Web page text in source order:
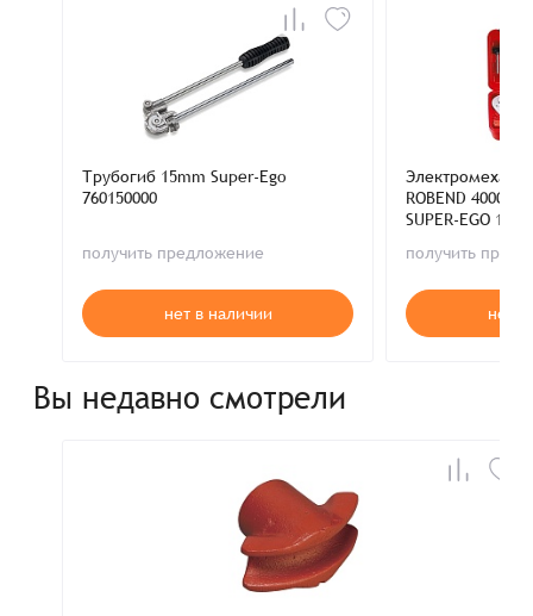
Трубогиб 15mm Super-Ego
760150000
получить предложение
нет в наличии
ROBEND 4000
SUPER-EGO
получить
нет в
Вы недавно смотрели